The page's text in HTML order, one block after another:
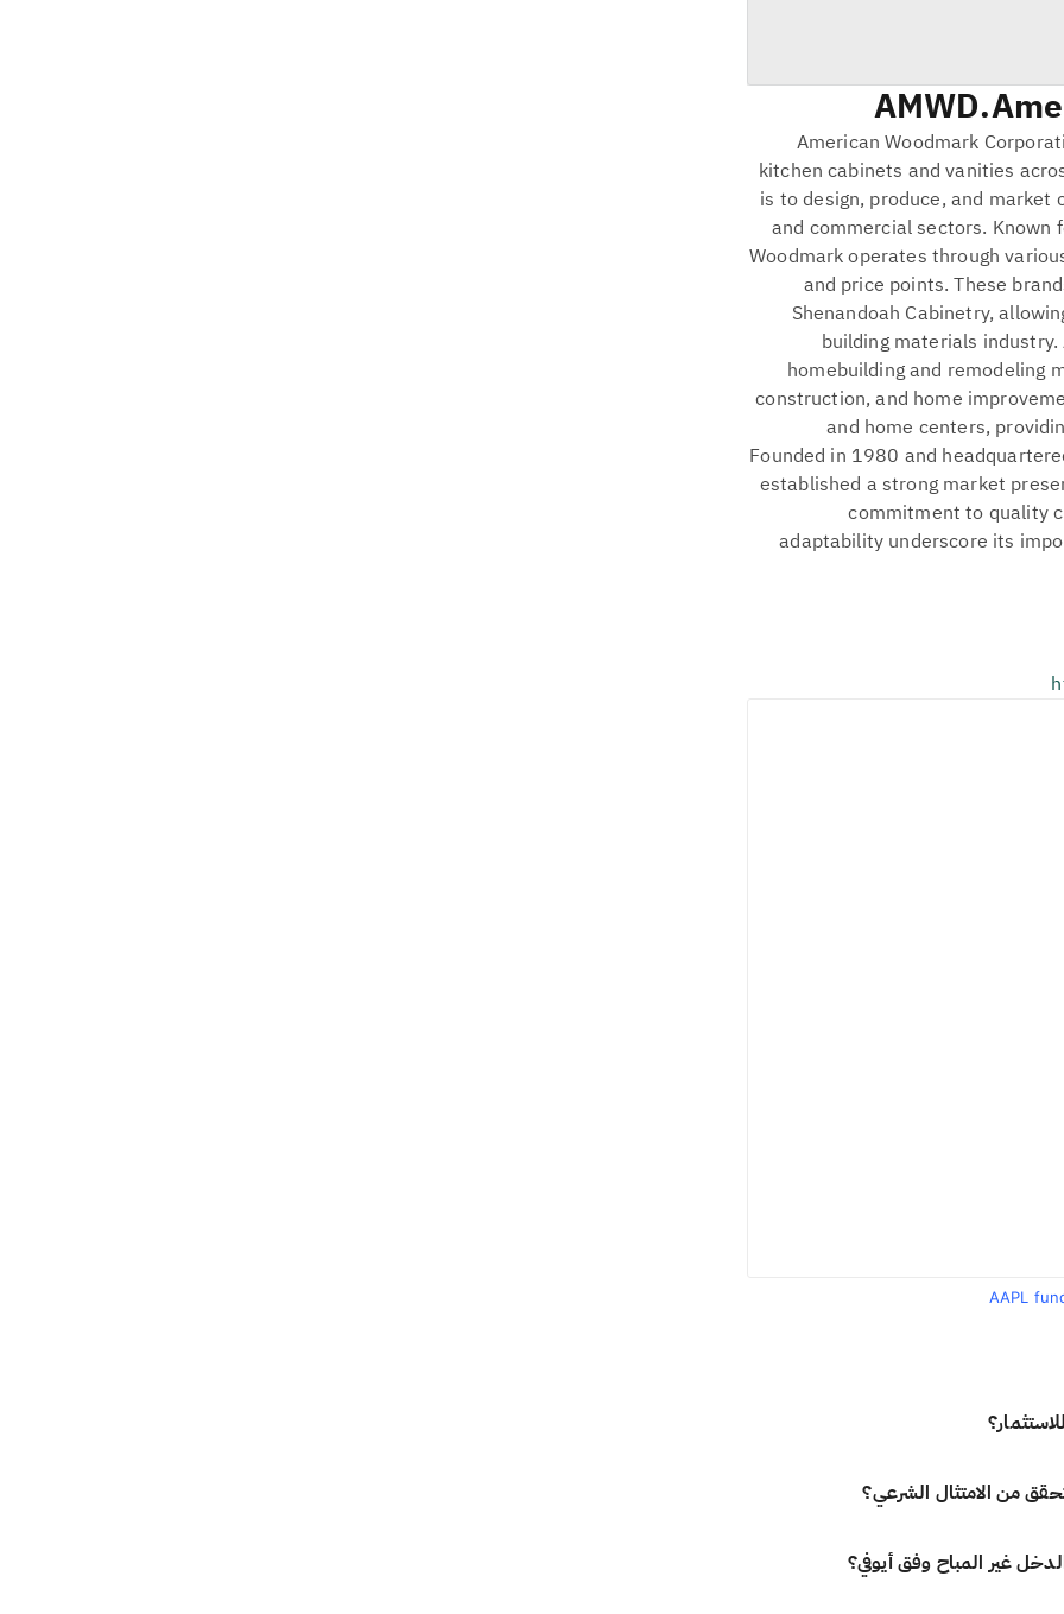
AMWD
American Woodmark
kitchen cabinets and vanities
is to design, produce, and
and commercial sectors. Known
Woodmark operates through
and price points. These
Shenandoah Cabinetry,
building materials
homebuilding and remodeling
construction, and home
and home centers,
Founded in 1980 and
established a strong market
commitment to quality
adaptability underscore its
AAPL